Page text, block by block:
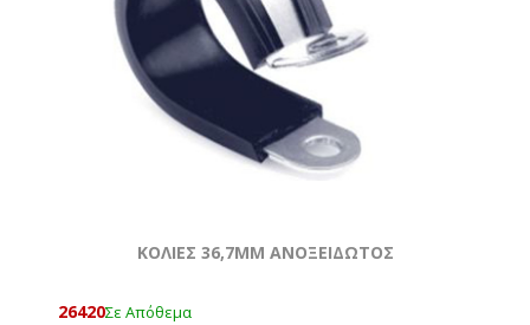
ΚΟΛΙΕΣ 36,7MM ΑΝΟΞΕΙΔΩΤΟΣ
26420Σε Απόθεμα